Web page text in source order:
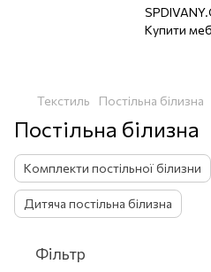
Текстиль Постільна білизна
Постільна білизна
Комплекти постільної білизни
Дитяча постільна білизна
Фільтр